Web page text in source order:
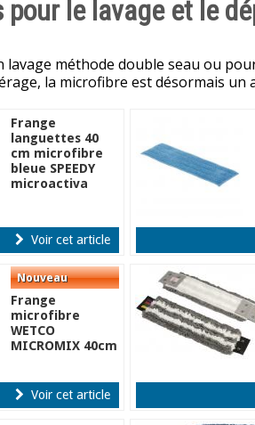
pour le lavage et le
lavage méthode double seau ou
la microfibre est désormais
Frange
languettes 40
cm microfibre
bleue SPEEDY
microactiva
Voir cet article
Frange
microfibre
WETCO
MICROMIX 40cm
Voir cet article